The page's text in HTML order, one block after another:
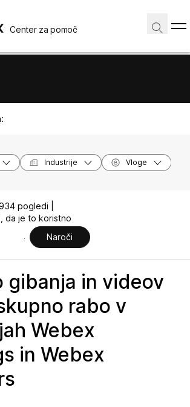
Center za pomoč
Industrije Vloge
pogledi |
da je to koristno
Naroči
gibanja in videov
rabo v
Webex
in Webex